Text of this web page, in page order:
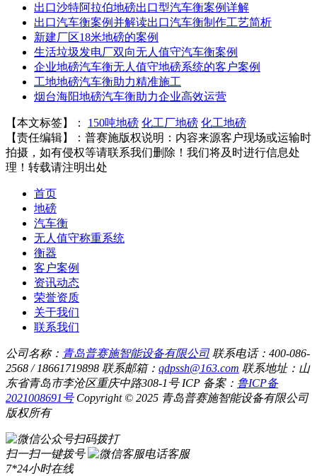
出口沙特阿拉伯地磅出口型汽车衡案例详解
出口汽车衡案例并解读出口汽车衡制作工艺简析
新建厂区18米地磅的案例
生活垃圾发电厂双向无人值守汽车衡案例
企业地磅汽车衡无人值守地磅系统的客户案例
工地地磅汽车衡助力精准施工
烟台海阳地磅汽车衡助力企业高效运营
【本文标签】： 150吨地磅 化工厂地磅 化工地磅
【责任编辑】： 普赛施版权说明：内容来源客户现场或运输时
拍摄，如有侵权等请联系我们删除！我们将及时进行信息处
理！转载请注明出处
首页
地磅
汽车衡
无人值守称重系统
衡器
客户案例
资讯动态
荣誉资质
关于我们
联系我们
公司名称： 青岛普赛施智能设备有限公司 联系电话：400-086-
2568 / 18661719898 联系邮箱： qdpssh@163.com 联系地址：山
东省青岛市李沧区重庆中路308-1号 ICP 备案： 鲁ICP备
2021008691号 Copyright © 2025 青岛普赛施智能设备有限公司
版权所有
扫码拨打
扫一扫一键拨号
电话客服
7*24小时在线